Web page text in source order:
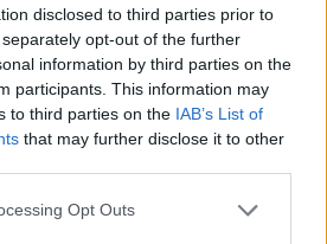
disclosed to third parties prior to
opt-out of the further
information by third parties on the
participants. This information may
to third parties on the IAB’s List of
that may further disclose it to other
Opt Outs